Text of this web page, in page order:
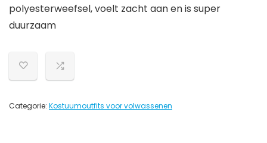
polyesterweefsel, voelt zacht aan en is super
duurzaam
Categorie: Kostuumoutfits voor volwassenen